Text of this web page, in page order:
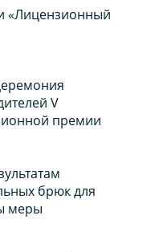
«Лицензионный
V
премии
брюк для
меры